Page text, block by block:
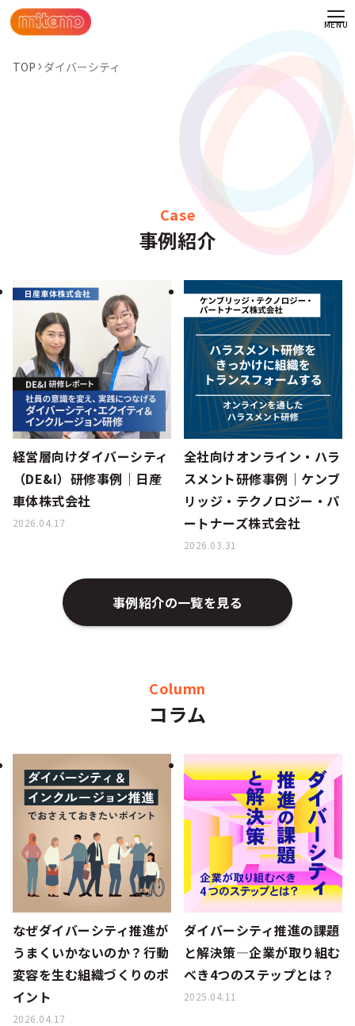
ー
TOP ダイバーシティ
Case
事例紹介
経営層向けダイバーシティ
（DE&I）研修事例｜日産
車体株式会社
2026.04.17
全社向けオンライン・ハラ
スメント研修事例│ケンブ
リッジ・テクノロジー・パ
ートナーズ株式会社
2026.03.31
事例紹介の一覧を見る
Column
コラム
なぜダイバーシティ推進が
うまくいかないのか？行動
変容を生む組織づくりのポ
イント
2026.04.17
ダイバーシティ推進の課題
と解決策—企業が取り組む
べき4つのステップとは？
2025.04.11